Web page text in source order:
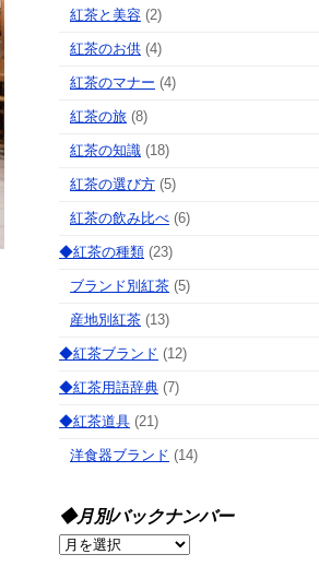
紅茶と美容 (2)
紅茶のお供 (4)
紅茶のマナー (4)
紅茶の旅 (8)
紅茶の知識 (18)
紅茶の選び方 (5)
紅茶の飲み比べ (6)
◆紅茶の種類 (23)
ブランド別紅茶 (5)
産地別紅茶 (13)
◆紅茶ブランド (12)
◆紅茶用語辞典 (7)
◆紅茶道具 (21)
洋食器ブランド (14)
◆月別バックナンバー
◆